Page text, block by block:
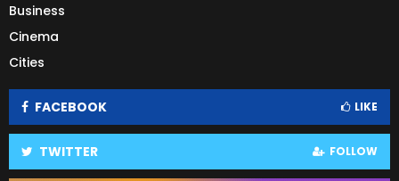
Business
Cinema
Cities
FACEBOOK LIKE
TWITTER FOLLOW